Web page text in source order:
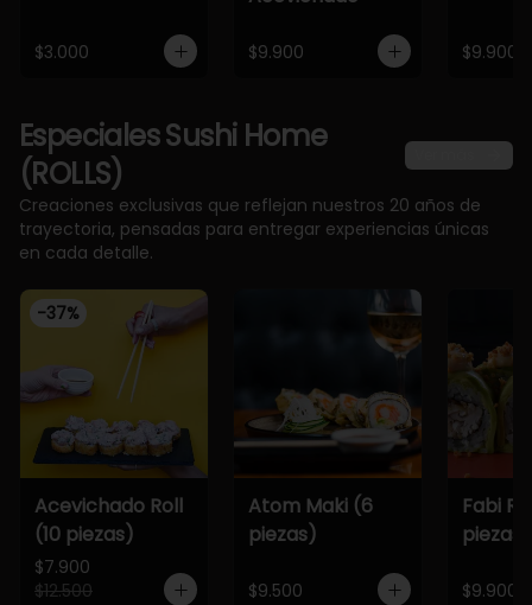
$3.000 $9.900 $9.900
Especiales Sushi Home
(ROLLS)
Creaciones exclusivas que reflejan nuestros 20 años de
trayectoria, pensadas para entregar experiencias únicas
en cada detalle.
-37%
Acevichado Roll
(10 piezas)
$7.900
$12.500
Atom Maki (6
piezas)
$9.500
Fabi
piezas)
$9.900